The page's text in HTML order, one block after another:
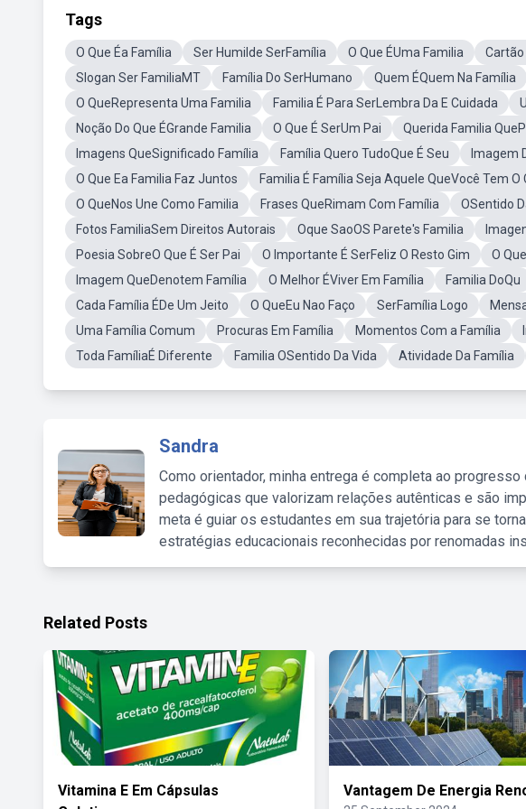
Tags
O Que Éa Família Ser Humilde SerFamília O Que ÉUma Familia Cartão
Slogan Ser FamiliaMT
Família Do SerHumano Quem ÉQuem Na Família
O QueRepresenta Uma Familia
Familia É Para SerLembra Da E Cuidada
Noção Do Que ÉGrande Familia
O Que É SerUm Pai Querida Familia
Imagens QueSignificado Família
Família Quero TudoQue É Seu
Imagem
O Que Ea Familia Faz Juntos
Familia É Família Seja Aquele QueVocê Tem
O QueNos Une Como Familia
Frases QueRimam Com Família
OSentido
Fotos FamiliaSem Direitos Autorais
Oque SaoOS Parete's Familia
Poesia SobreO Que É Ser Pai
O Importante É SerFeliz O Resto Gim O
Imagem QueDenotem Família
O Melhor ÉViver Em Família Familia DoQu
Cada Família ÉDe Um Jeito
O QueEu Nao Faço SerFamília Logo
Uma Família Comum
Procuras Em Família Momentos Com a Família
Toda FamíliaÉ Diferente
Familia OSentido Da Vida Atividade Da Família
Sandra
Como orientador, minha entrega é completa ao
pedagógicas que valorizam relações autênticas e são
meta é guiar os estudantes em sua trajetória para se
estratégias educacionais reconhecidas por renomadas
Related Posts
Vitamina E Em Cápsulas
Vantagem De Energia